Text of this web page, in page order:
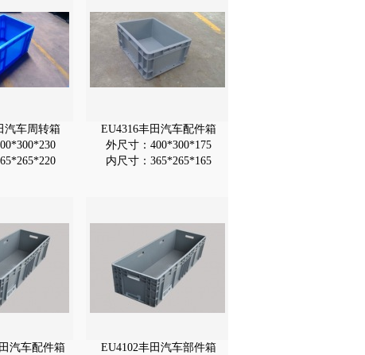
汽车周转箱
EU4316丰田汽车配件箱
外尺寸：400*300*175
内尺寸：365*265*165
汽车配件箱
EU4102丰田汽车部件箱